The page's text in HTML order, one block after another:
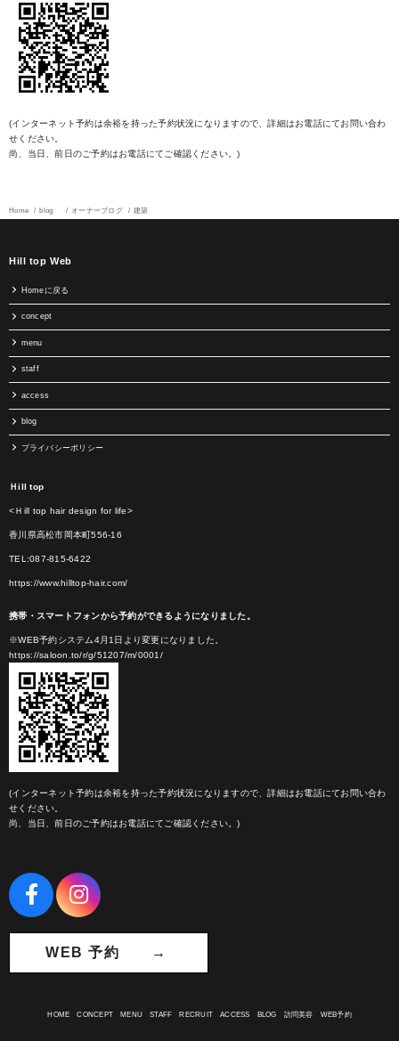
(インターネット予約は余裕を持った予約状況になりますので、詳細はお電話にてお問い合わ
せください。
尚、当日、前日のご予約はお電話にてご確認ください。)
Home blog オーナーブログ 建築
Hill top Web
Homeに戻る
concept
menu
staff
access
blog
プライバシーポリシー
Ｈill top
<Ｈill top hair design for life>
香川県高松市岡本町556-16
TEL:087-815-6422
https://www.hilltop-hair.com/
携帯・スマートフォンから予約ができるようになりました。
※WEB予約システム4月1日より変更になりました。
https://saloon.to/r/g/51207/m/0001/
(インターネット予約は余裕を持った予約状況になりますので、詳細はお電話にてお問い合わ
せください。
尚、当日、前日のご予約はお電話にてご確認ください。)
WEB 予約 →
HOME CONCEPT MENU STAFF RECRUIT ACCESS BLOG 訪問美容 WEB予約